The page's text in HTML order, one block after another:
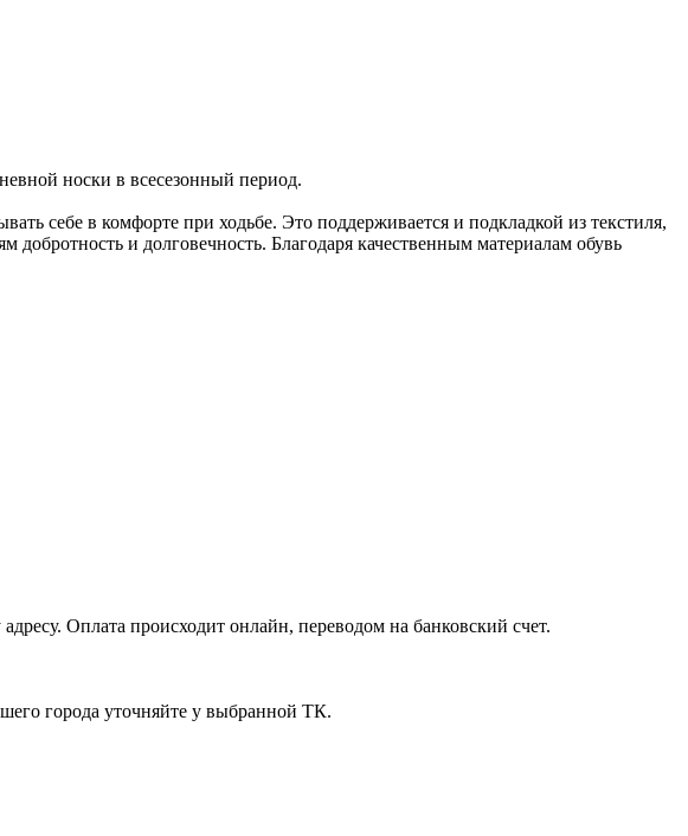
носки в всесезонный период.
себе в комфорте при ходьбе. Это поддерживается и подкладкой из текстиля,
и долговечность. Благодаря качественным материалам обувь
Оплата происходит онлайн, переводом на банковский счет.
города уточняйте у выбранной ТК.